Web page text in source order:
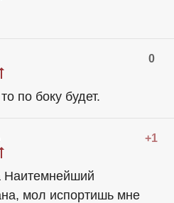
0
по боку будет.
+1
Наитемнейший
мол испортишь мне